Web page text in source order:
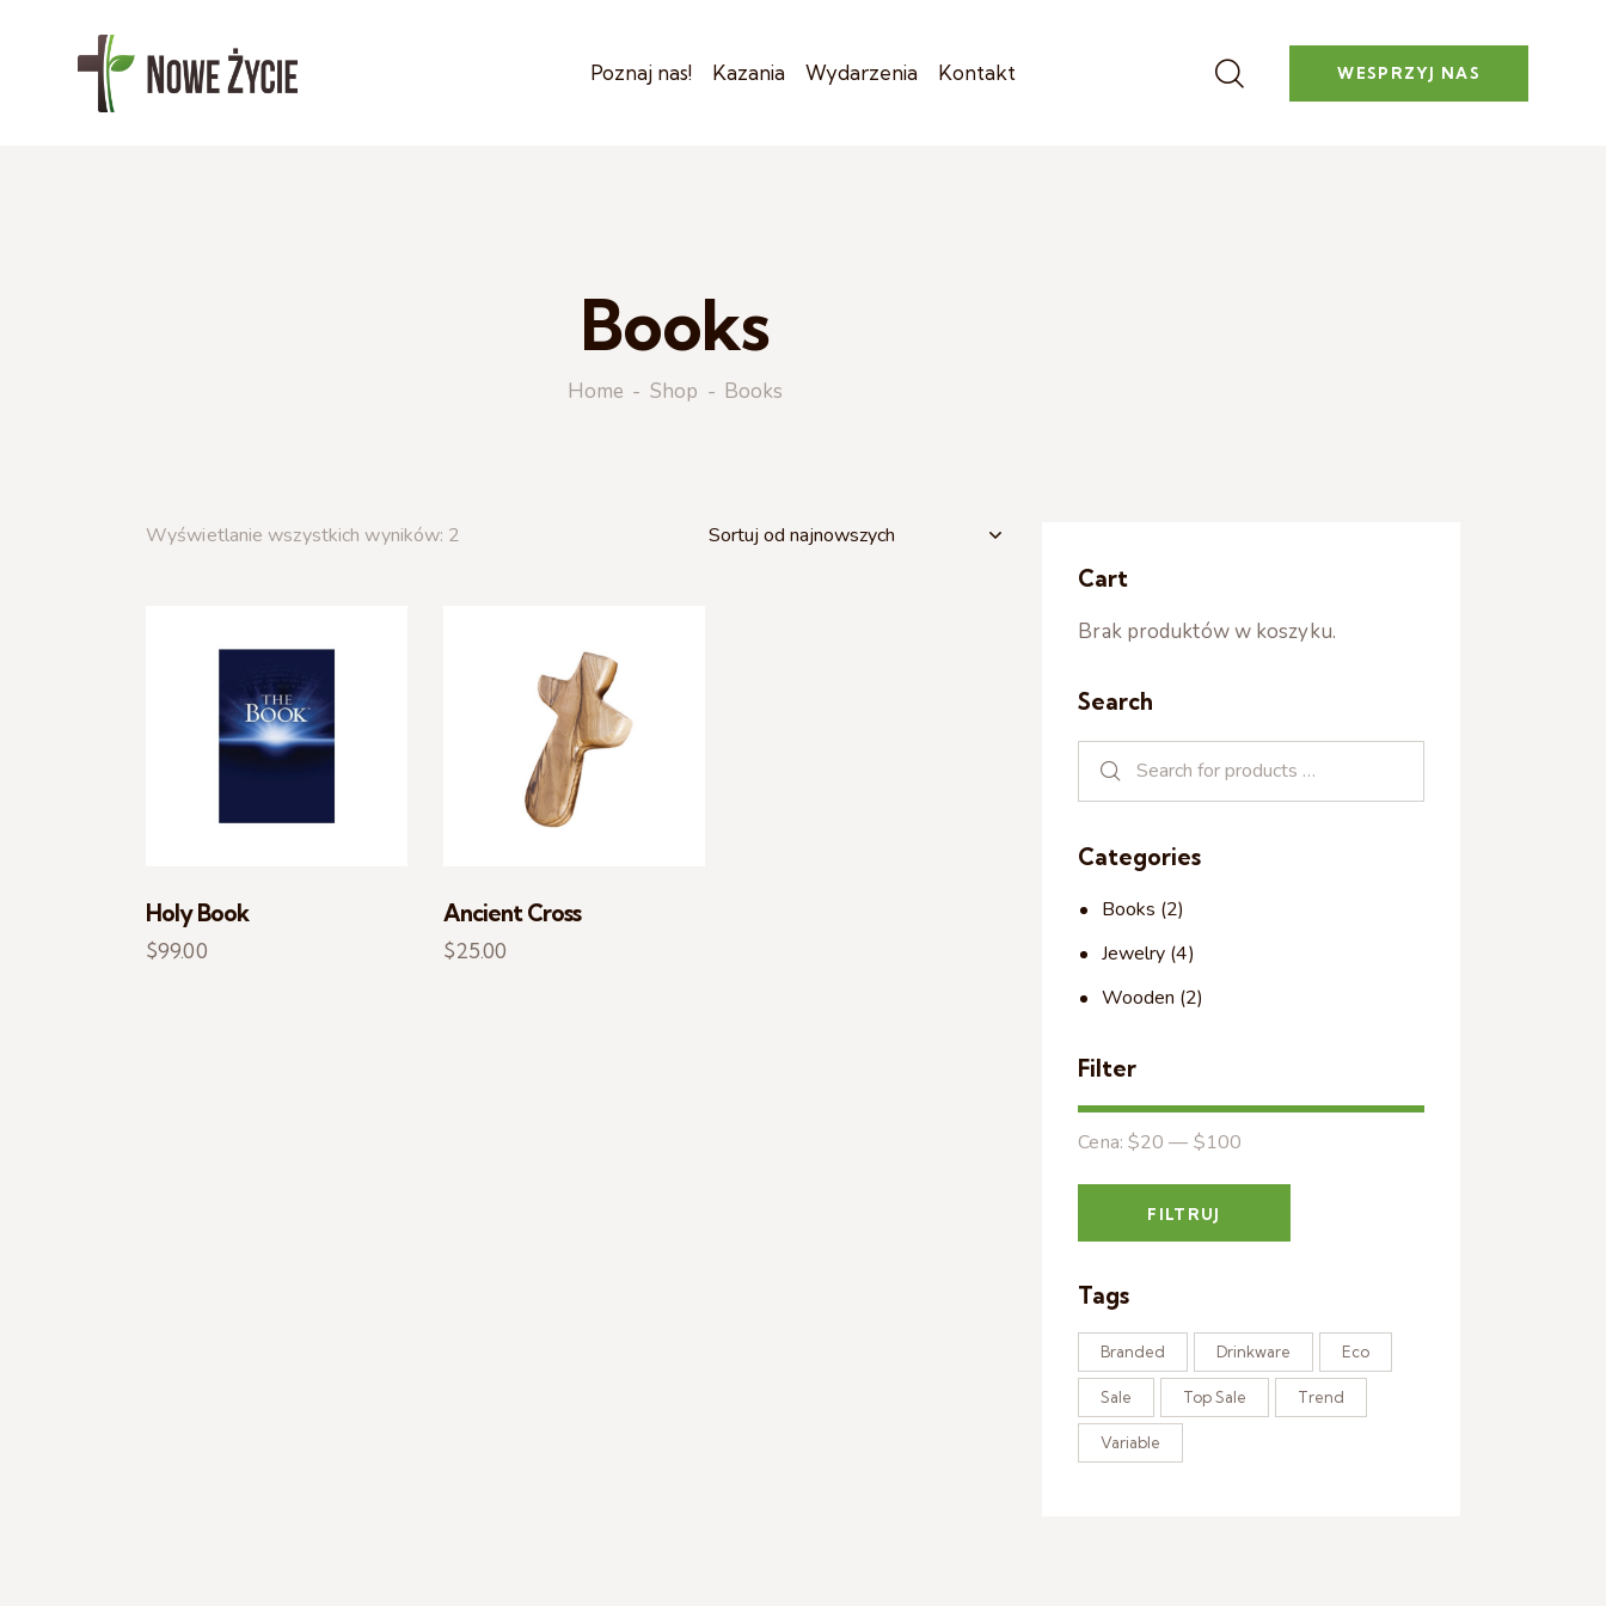
Poznaj nas! Kazania Wydarzenia Kontakt WESPRZYJ NAS
Books
Home Shop Books
Wyświetlanie wszystkich wyników: 2
Holy Book
$99.00
Ancient Cross
$25.00
Cart
Brak produktów w koszyku.
Search
SEARCH
Categories
Books (2)
Jewelry (4)
Wooden (2)
Filter
FILTRUJ
Cena: $20 — $100
Tags
Branded Drinkware Eco
Sale Top Sale Trend
Variable